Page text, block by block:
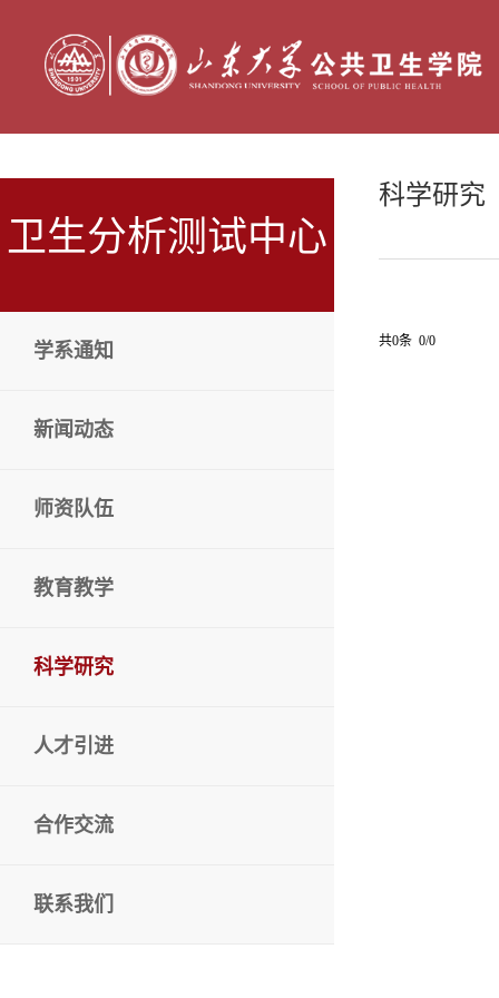
卫生分析测试中心
学系通知
新闻动态
师资队伍
教育教学
科学研究
人才引进
合作交流
联系我们
科学研究
共0条 0/0